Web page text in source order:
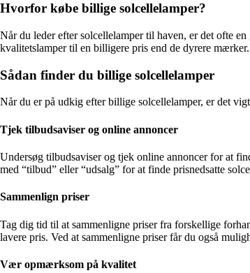
Hvorfor købe billige solcellelamper?
Når du leder efter solcellelamper til haven, er det ofte
kvalitetslamper til en billigere pris end de dyrere
Sådan finder du billige solcellelamper
Når du er på udkig efter billige solcellelamper, er det
Tjek tilbudsaviser og online annoncer
Undersøg tilbudsaviser og tjek online annoncer for at
med “tilbud” eller “udsalg” for at finde prisnedsatte
Sammenlign priser
Tag dig tid til at sammenligne priser fra forskellige
lavere pris. Ved at sammenligne priser får du også
Vær opmærksom på kvalitet